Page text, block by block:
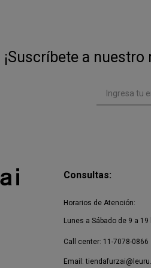
¡Suscríbete a
Consultas:
Horarios de Atención:
Lunes a Sábado de 9 a 19
Call center: 11-7078-0866
Email: